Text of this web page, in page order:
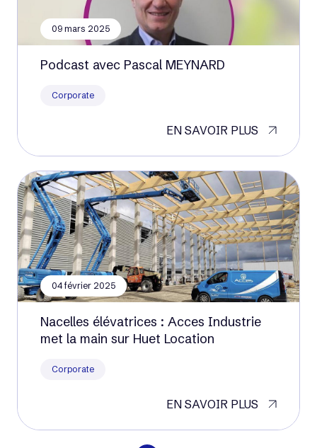
09 mars 2025
Podcast avec Pascal MEYNARD
Corporate
EN SAVOIR PLUS
04 février 2025
Nacelles élévatrices : Acces Industrie
met la main sur Huet Location
Corporate
EN SAVOIR PLUS